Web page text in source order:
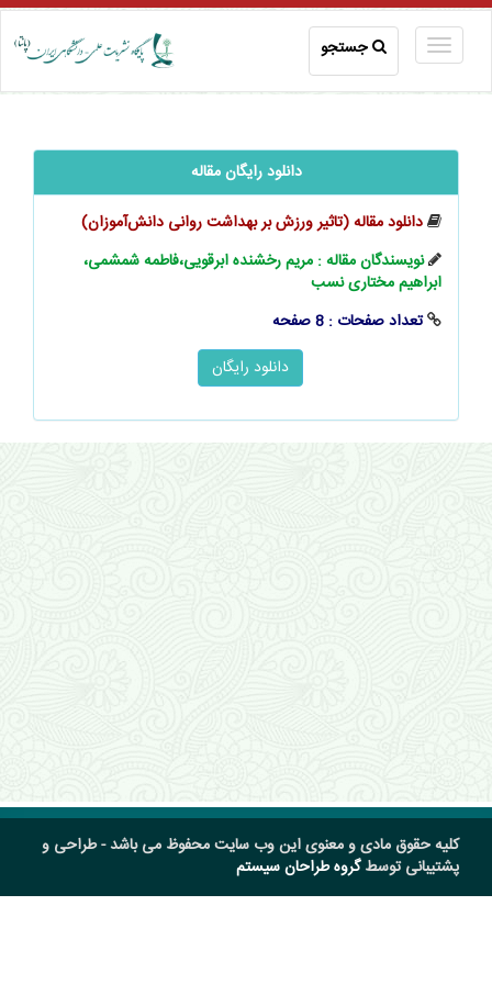
جستجو
دانلود رایگان مقاله
دانلود مقاله (تاثیر ورزش بر بهداشت روانی دانش‌آموزان)
نویسندگان مقاله : مریم رخشنده ابرقویی،فاطمه شمشمی،
ابراهیم مختاری نسب
تعداد صفحات : 8 صفحه
کلیه حقوق مادی و معنوی این وب سایت محفوظ می باشد - طراحی و
پشتیبانی توسطگروه طراحان سیستم